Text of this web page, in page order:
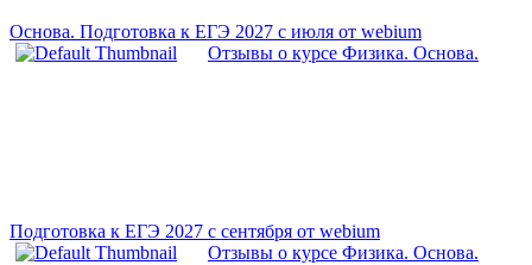
Основа. Подготовка к ЕГЭ 2027 с июля от webium
Отзывы о курсе Физика. Основа.
Подготовка к ЕГЭ 2027 с сентября от webium
Отзывы о курсе Физика. Основа.